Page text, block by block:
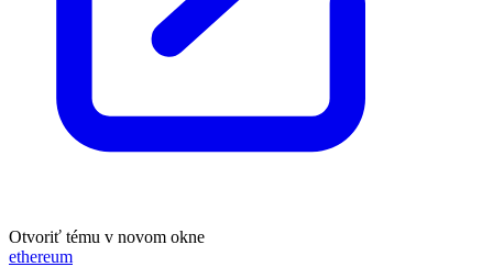
Otvoriť tému v novom okne
ethereum